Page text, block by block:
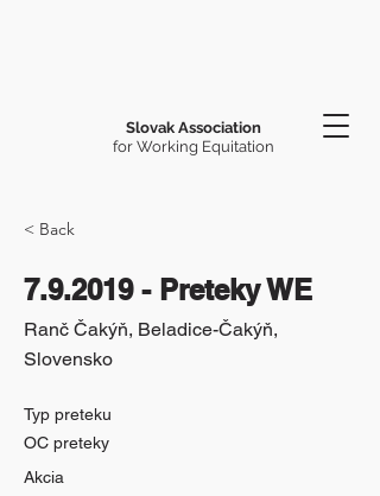
Slovak Association
for Working Equitation
< Back
7.9.2019 - Preteky WE
Ranč Čakýň, Beladice-Čakýň,
Slovensko
Typ preteku
OC preteky
Akcia